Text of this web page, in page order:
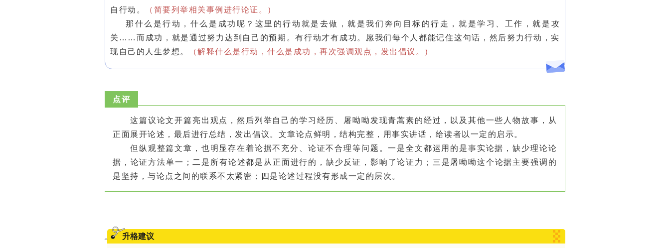
自行动。
（简要列举相关事例进行论证。）
那什么是行动，什么是成功呢？这里的行动就是去做，就是我们奔向目标的行走，就是学习、工作，就是攻
关……而成功，就是通过努力达到自己的预期。有行动才有成功。愿我们每个人都能记住这句话，然后努力行动，实
现自己的人生梦想。
（解释什么是行动，什么是成功，再次强调观点，发出倡议。）
点评
这篇议论文开篇亮出观点，然后列举自己的学习经历、屠呦呦发现青蒿素的经过，以及其他一些人物故事，从
正面展开论述，最后进行总结，发出倡议。文章论点鲜明，结构完整，用事实讲话，给读者以一定的启示。
但纵观整篇文章，也明显存在着论据不充分、论证不合理等问题。一是全文都运用的是事实论据，缺少理论论
据，论证方法单一；二是所有论述都是从正面进行的，缺少反证，影响了论证力；三是屠呦呦这个论据主要强调的
是坚持，与论点之间的联系不太紧密；四是论述过程没有形成一定的层次。
升格建议